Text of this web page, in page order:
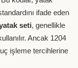
ifade eden
seti, genellikle
Ancak 1204
işleme tercihlerine